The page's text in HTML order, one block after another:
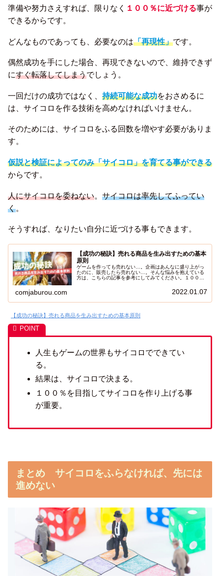
準備や努力さえすれば、限りなく １００％に近づける事が
できるからです。
どんなものであっても、必要なのは「再現性」です。
偶然成功を手にした場合、再現できないので、維持できず
にすぐ転落してしまうでしょう。
一回だけの成功ではなく、 持続可能な成功をおさめるに
は、サイコロを作る技術を高めなければいけません。
そのためには、サイコロをふる回数を増やす必要がありま
す。
仮説と検証によってのみ「サイコロ」を育てる事ができる
からです。
人にサイコロを委ねない。 サイコロは率先してふってい
く。
そうすれば、なりたい自分に近づける事もできます。
【成功の秘訣】売れる商品を生み出すための基本
原則
ゲームを作っても売れない…。企画はあんなに盛り上がっ
たのに、販売したら売れない…。そんな悩みを抱えている
方は、こちらの記事を参考にしてみてください。１００発
でしょうか。様々なノウハウが公開される今の世界では、
売れる価値の商品を作る事は誰にでも可能です。しかし、
ンテンツを作る上で最低限必要なことを、２０年間コンテ
れないなんてことありませんからね、コツコツ続けていれ
ょう。
comjaburou.com 2022.01.07
【成功の秘訣】売れる商品を生み出すための基本原則
人生もゲームの世界もサイコロでできてい
る。
結果は、サイコロで決まる。
１００％を目指してサイコロを作り上げる事
が重要。
まとめ サイコロをふらなければ、先には
進めない